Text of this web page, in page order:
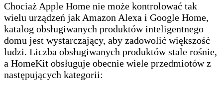
Chociaż Apple Home nie może kontrolować tak
wielu urządzeń jak Amazon Alexa i Google Home,
katalog obsługiwanych produktów inteligentnego
domu jest wystarczający, aby zadowolić większość
ludzi. Liczba obsługiwanych produktów stale rośnie,
a HomeKit obsługuje obecnie wiele przedmiotów z
następujących kategorii: